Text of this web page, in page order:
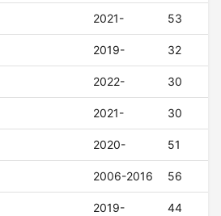
2021- 53
2019- 32
2022- 30
2021- 30
2020- 51
2006-2016 56
2019- 44